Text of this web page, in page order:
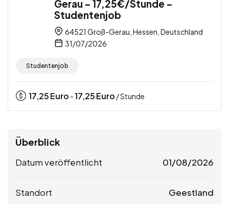
Gerau – 17,25€/Stunde –
Studentenjob
64521 Groß-Gerau, Hessen, Deutschland
31/07/2026
Studentenjob
17,25Euro -17,25Euro / Stunde
Überblick
Datum veröffentlicht 01/08/2026
Standort Geestland